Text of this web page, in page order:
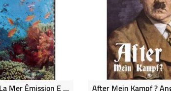
Dvd Dvd